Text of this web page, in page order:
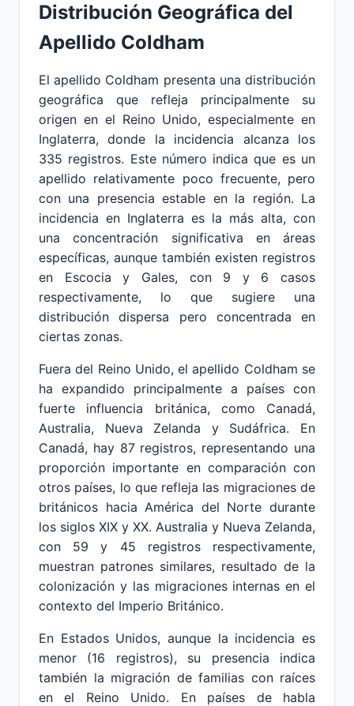
Distribución Geográfica del
Apellido Coldham
El apellido Coldham presenta una distribución
geográfica que refleja principalmente su
origen en el Reino Unido, especialmente en
Inglaterra, donde la incidencia alcanza los
335 registros. Este número indica que es un
apellido relativamente poco frecuente, pero
con una presencia estable en la región. La
incidencia en Inglaterra es la más alta, con
una concentración significativa en áreas
específicas, aunque también existen registros
en Escocia y Gales, con 9 y 6 casos
respectivamente, lo que sugiere una
distribución dispersa pero concentrada en
ciertas zonas.
Fuera del Reino Unido, el apellido Coldham se
ha expandido principalmente a países con
fuerte influencia británica, como Canadá,
Australia, Nueva Zelanda y Sudáfrica. En
Canadá, hay 87 registros, representando una
proporción importante en comparación con
otros países, lo que refleja las migraciones de
británicos hacia América del Norte durante
los siglos XIX y XX. Australia y Nueva Zelanda,
con 59 y 45 registros respectivamente,
muestran patrones similares, resultado de la
colonización y las migraciones internas en el
contexto del Imperio Británico.
En Estados Unidos, aunque la incidencia es
menor (16 registros), su presencia indica
también la migración de familias con raíces
en el Reino Unido. En países de habla